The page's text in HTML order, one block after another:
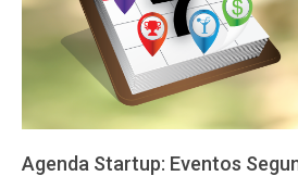
Agenda Startup: Eventos